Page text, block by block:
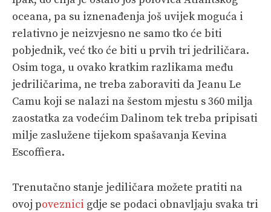
oceana, pa su iznenađenja još uvijek moguća i
relativno je neizvjesno ne samo tko će biti
pobjednik, već tko će biti u prvih tri jedriličara.
Osim toga, u ovako kratkim razlikama među
jedriličarima, ne treba zaboraviti da Jeanu Le
Camu koji se nalazi na šestom mjestu s 360 milja
zaostatka za vodećim Dalinom tek treba pripisati
milje zaslužene tijekom spašavanja Kevina
Escoffiera.
Trenutačno stanje jediličara možete pratiti na
ovoj poveznici gdje se podaci obnavljaju svaka tri